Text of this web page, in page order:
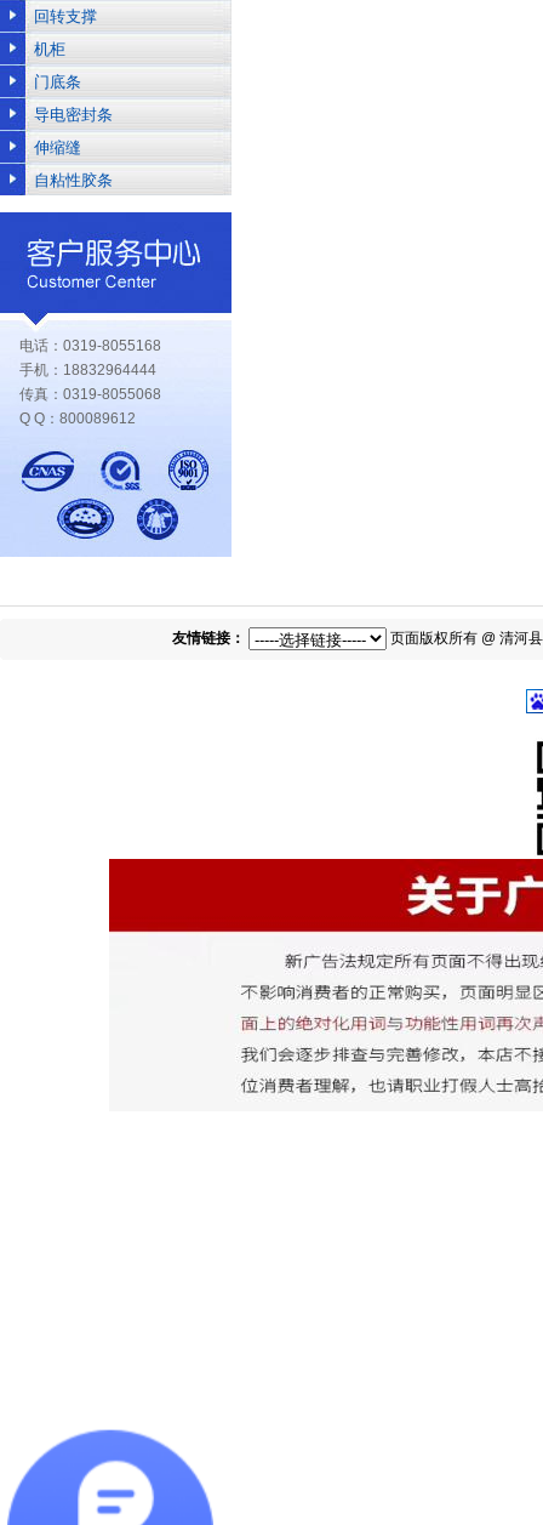
回转支撑
机柜
门底条
导电密封条
伸缩缝
自粘性胶条
电话：0319-8055168
手机：18832964444
传真：0319-8055068
Q Q：800089612
友情链接： 页面版权所有 @ 清河